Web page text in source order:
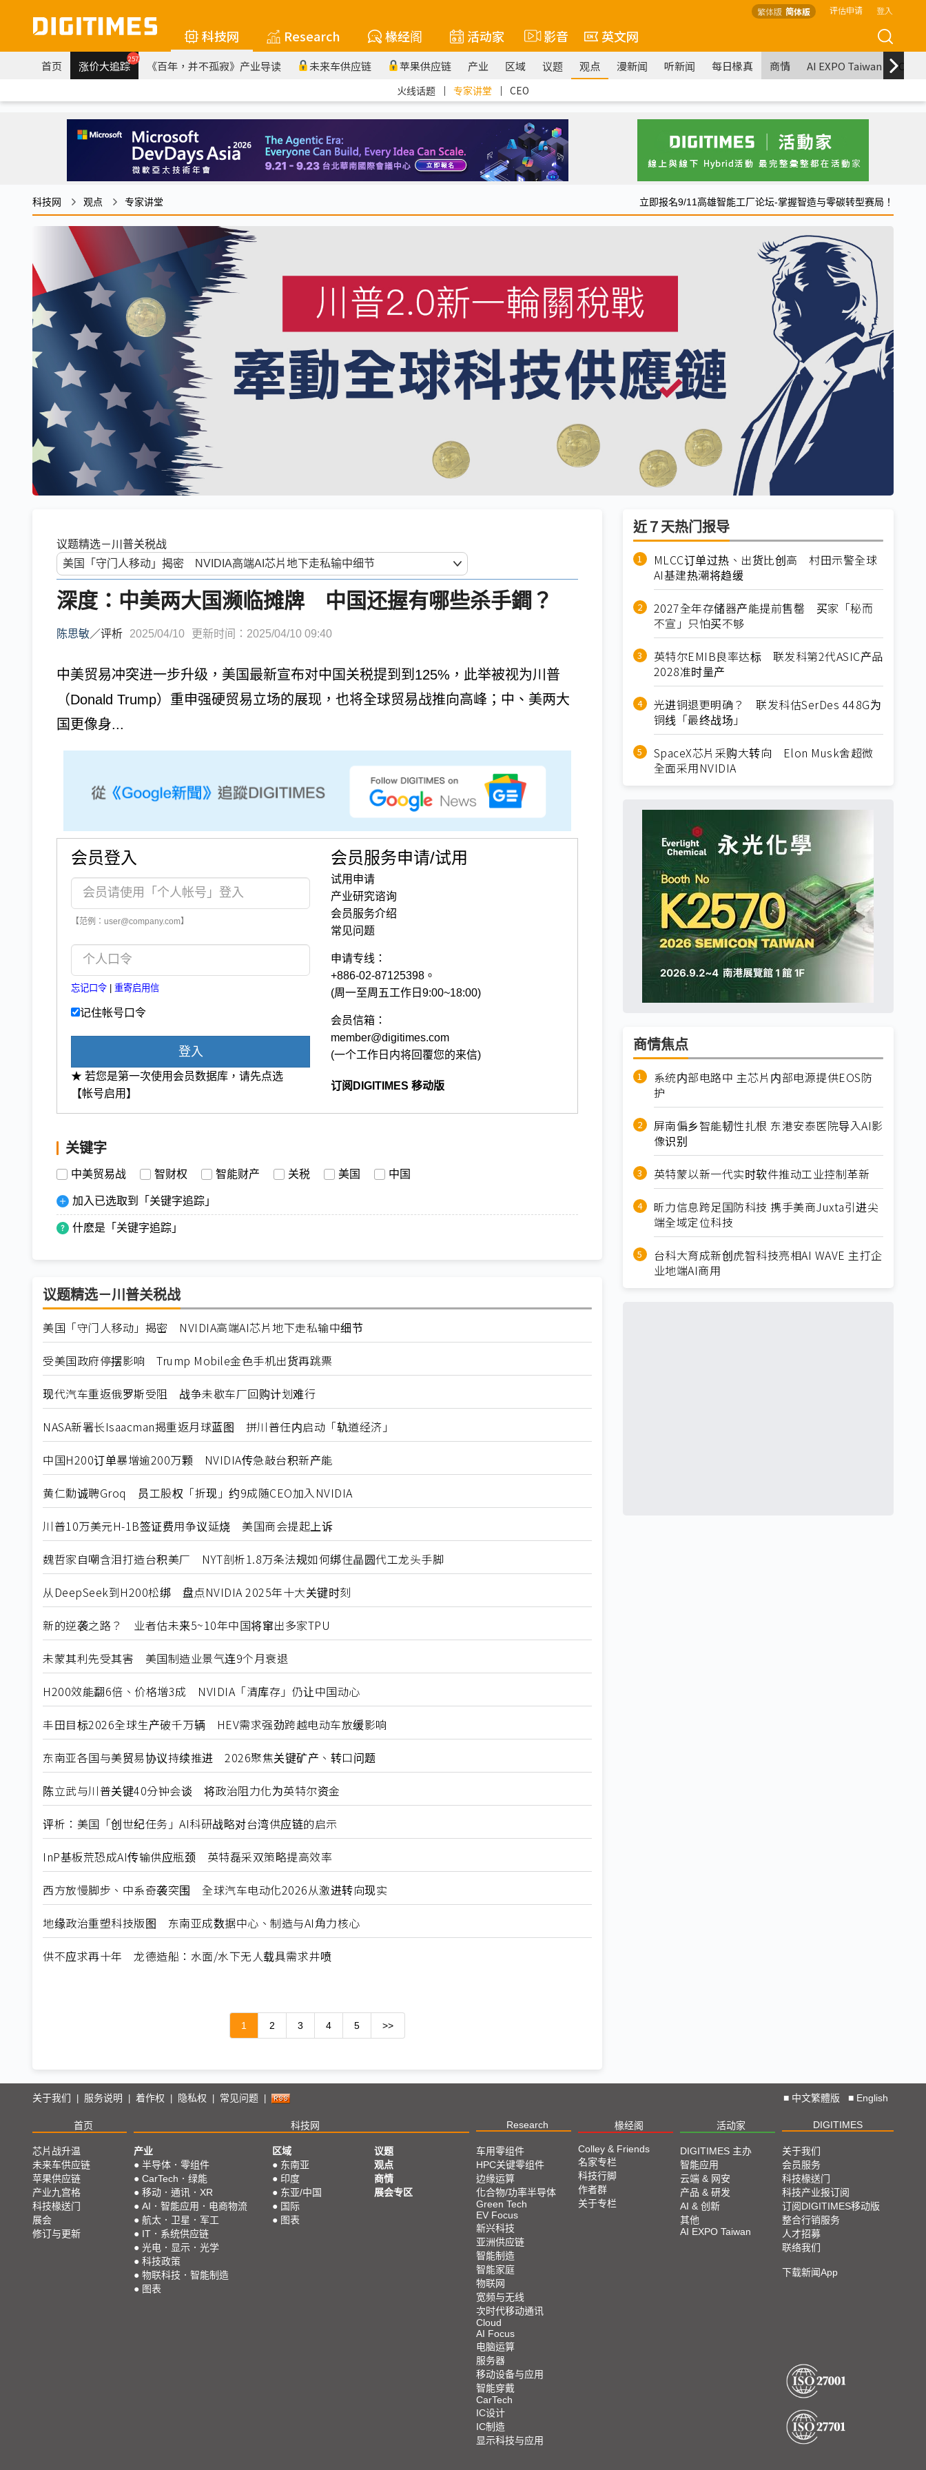
繁体版 简体版 评估申请 登入
科技网 Research 椽经阁 活动家 影音 英文网
首页 涨价大追踪257 《百年，并不孤寂》产业导读 未来车供应链 苹果供应链 产业 区域 议题 观点 漫新闻 听新闻 每日椽真 商情 AI EXPO Taiwan
火线话题 ｜ 专家讲堂 ｜ CEO
科技网 观点 专家讲堂 立即报名9/11高雄智能工厂论坛-掌握智造与零碳转型赛局！
议题精选－川普关税战
深度：中美两大国濒临摊牌 中国还握有哪些杀手鐧？
陈思敏／评析 2025/04/10 更新时间：2025/04/10 09:40
中美贸易冲突进一步升级，美国最新宣布对中国关税提到到125%，此举被视为川普
（Donald Trump）重申强硬贸易立场的展现，也将全球贸易战推向高峰；中、美两大
国更像身...
会员登入
【范例：user@company.com】
忘记口令 | 重寄启用信
记住帐号口令
登入
★ 若您是第一次使用会员数据库，请先点选
【帐号启用】
会员服务申请/试用
试用申请
产业研究谘询
会员服务介绍
常见问题
申请专线：
+886-02-87125398。
(周一至周五工作日9:00~18:00)
会员信箱：
member@digitimes.com
(一个工作日内将回覆您的来信)
订阅DIGITIMES 移动版
关键字
中美贸易战 智财权 智能财产 关税 美国 中国
加入已选取到「关键字追踪」
什麽是「关键字追踪」
议题精选－川普关税战
美国「守门人移动」揭密 NVIDIA高端AI芯片地下走私输中细节
受美国政府停摆影响 Trump Mobile金色手机出货再跳票
现代汽车重返俄罗斯受阻 战争未歇车厂回购计划难行
NASA新署长Isaacman揭重返月球蓝图 拼川普任内启动「轨道经济」
中国H200订单暴增逾200万颗 NVIDIA传急敲台积新产能
黄仁勳诚聘Groq 员工股权「折现」约9成随CEO加入NVIDIA
川普10万美元H-1B签证费用争议延烧 美国商会提起上诉
魏哲家自嘲含泪打造台积美厂 NYT剖析1.8万条法规如何绑住晶圆代工龙头手脚
从DeepSeek到H200松绑 盘点NVIDIA 2025年十大关键时刻
新的逆袭之路？ 业者估未来5~10年中国将窜出多家TPU
未蒙其利先受其害 美国制造业景气连9个月衰退
H200效能翻6倍、价格增3成 NVIDIA「清库存」仍让中国动心
丰田目标2026全球生产破千万辆 HEV需求强劲跨越电动车放缓影响
东南亚各国与美贸易协议持续推进 2026聚焦关键矿产、转口问题
陈立武与川普关键40分钟会谈 将政治阻力化为英特尔资金
评析：美国「创世纪任务」AI科研战略对台湾供应链的启示
InP基板荒恐成AI传输供应瓶颈 英特磊采双策略提高效率
西方放慢脚步、中系奇袭突围 全球汽车电动化2026从激进转向现实
地缘政治重塑科技版图 东南亚成数据中心、制造与AI角力核心
供不应求再十年 龙德造船：水面/水下无人载具需求井喷
1 2 3 4 5 >>
近７天热门报导
MLCC订单过热、出货比创高 村田示警全球
AI基建热潮将趋缓
2027全年存储器产能提前售罄 买家「秘而
不宣」只怕买不够
英特尔EMIB良率达标 联发科第2代ASIC产品
2028准时量产
光进铜退更明确？ 联发科估SerDes 448G为
铜线「最终战场」
SpaceX芯片采购大转向 Elon Musk舍超微
全面采用NVIDIA
商情焦点
系统内部电路中 主芯片内部电源提供EOS防
护
屏南偏乡智能韧性扎根 东港安泰医院导入AI影
像识别
英特蒙以新一代实时软件推动工业控制革新
昕力信息跨足国防科技 携手美商Juxta引进尖
端全域定位科技
台科大育成新创虎智科技亮相AI WAVE 主打企
业地端AI商用
关于我们 | 服务说明 | 着作权 | 隐私权 | 常见问题 | ■ 中文繁體版 ■ English
首页 科技网 Research 椽经阁 活动家 DIGITIMES
芯片战升温
未来车供应链
苹果供应链
产业九宫格
科技椽送门
展会
修订与更新
产业
● 半导体．零组件
● CarTech．绿能
● 移动．通讯．XR
● AI．智能应用．电商物流
● 航太．卫星．军工
● IT．系统供应链
● 光电．显示．光学
● 科技政策
● 物联科技．智能制造
● 图表
区域
● 东南亚
● 印度
● 东亚/中国
● 国际
● 图表
议题
观点
商情
展会专区
车用零组件
HPC关键零组件
边缘运算
化合物/功率半导体
Green Tech
EV Focus
新兴科技
亚洲供应链
智能制造
智能家庭
物联网
宽频与无线
次时代移动通讯
Cloud
AI Focus
电脑运算
服务器
移动设备与应用
智能穿戴
CarTech
IC设计
IC制造
显示科技与应用
Colley & Friends
名家专栏
科技行脚
作者群
关于专栏
DIGITIMES 主办
智能应用
云端 & 网安
产品 & 研发
AI & 创新
其他
AI EXPO Taiwan
关于我们
会员服务
科技椽送门
科技产业报订阅
订阅DIGITIMES移动版
整合行销服务
人才招募
联络我们
下载新闻App